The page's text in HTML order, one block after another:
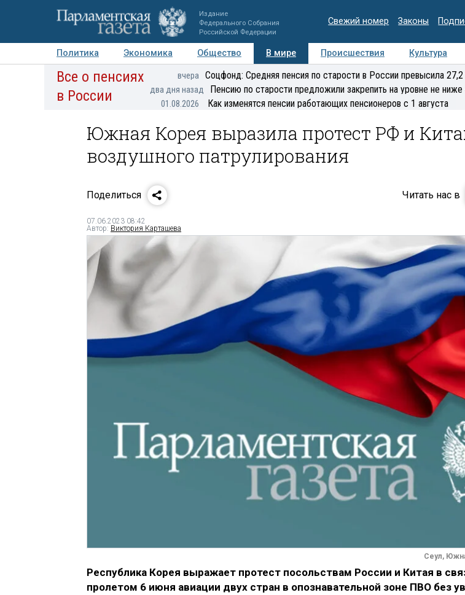
Издание
Федерального Собрания
Российской Федерации
Свежий номер Законы
Политика Экономика Общество В мире Происшествия Культура
Авторы Персоны Мнения Регионы Медиацентр Интервью
Все о пенсиях
в России
вчера Соцфонд: Средняя пенсия по старости в России превысила
два дня назад Пенсию по старости предложили закрепить на уровне не ниже
01.08.2026 Как изменятся пенсии работающих пенсионеров с 1 августа
Южная Корея выразила протест РФ и
воздушного патрулирования
Поделиться Читать нас в
07.06.2023 08:42
Автор: Виктория Карташева
Сеул,
Республика Корея выражает протест посольствам России и Китая в
пролетом 6 июня авиации двух стран в опознавательной зоне ПВО без